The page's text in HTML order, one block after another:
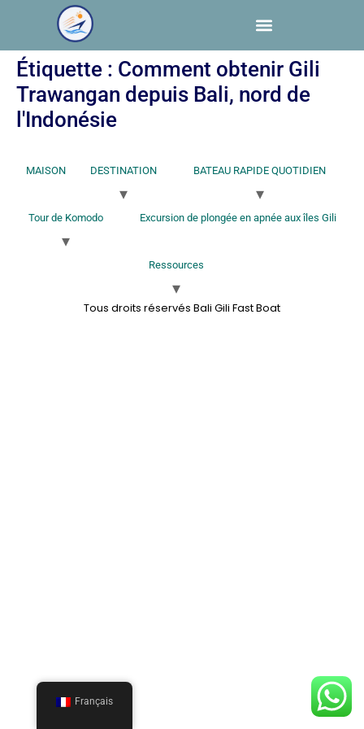
Étiquette : Comment obtenir Gili
Trawangan depuis Bali, nord de
l'Indonésie
MAISON DESTINATION BATEAU RAPIDE QUOTIDIEN
Tour de Komodo Excursion de plongée en apnée aux îles Gili
Ressources
Tous droits réservés Bali Gili Fast Boat
Français